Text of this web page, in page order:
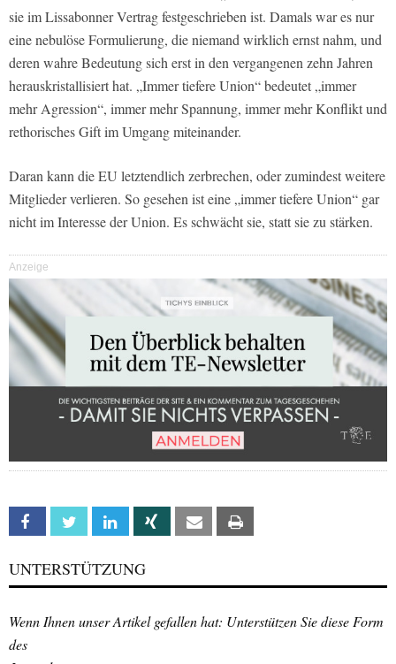
sie im Lissabonner Vertrag festgeschrieben ist. Damals war es nur
eine nebulöse Formulierung, die niemand wirklich ernst nahm, und
deren wahre Bedeutung sich erst in den vergangenen zehn Jahren
herauskristallisiert hat. „Immer tiefere Union“ bedeutet „immer
mehr Agression“, immer mehr Spannung, immer mehr Konflikt und
rethorisches Gift im Umgang miteinander.
Daran kann die EU letztendlich zerbrechen, oder zumindest weitere
Mitglieder verlieren. So gesehen ist eine „immer tiefere Union“ gar
nicht im Interesse der Union. Es schwächt sie, statt sie zu stärken.
Anzeige
Facebook Twitter Linkedin Xing Email
UNTERSTÜTZUNG
Wenn Ihnen unser Artikel gefallen hat: Unterstützen Sie diese Form
des